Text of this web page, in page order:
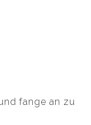
fange an zu